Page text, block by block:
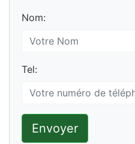
Nom:
Tel:
Envoyer